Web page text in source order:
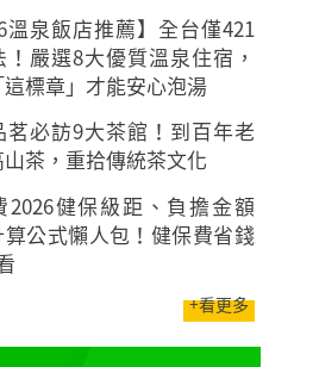
溫泉飯店推薦】全台僅421
！嚴選8大優質溫泉住宿，
標章」才能安心泡湯
茗必訪9大茶館！到百年老
茶，重拾傳統茶文化
2026健保級距、負擔金額
算公式懶人包！健保費省錢
+看更多